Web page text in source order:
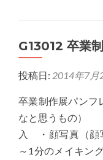
G13012 卒業
投稿日: 2014年7月
卒業制作展パンフ
なと思うもの）
入 ・顔写真（顔
～1分のメイキン